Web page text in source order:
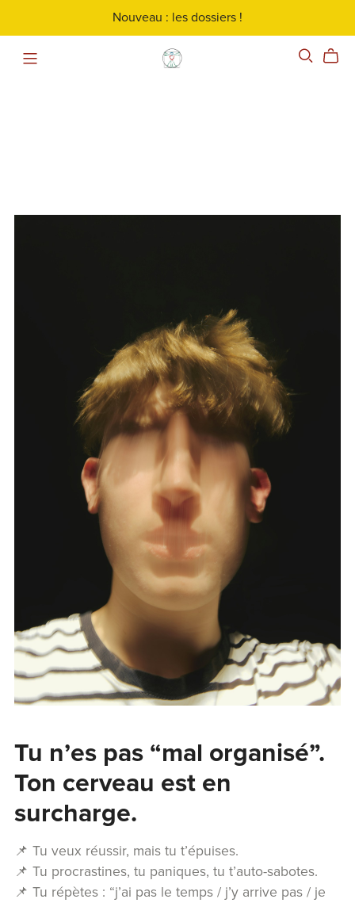
Nouveau : les dossiers !
Tu n’es pas “mal organisé”.
Ton cerveau est en
surcharge.
📌 Tu veux réussir, mais tu t’épuises.
📌 Tu procrastines, tu paniques, tu t’auto-sabotes.
📌 Tu répètes : “j’ai pas le temps / j’y arrive pas / je